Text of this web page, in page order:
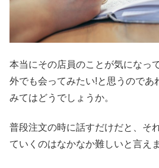
本当にその店員のことが気になっ
外でも会ってみたい!と思うのであ
みてはどうでしょうか。
普段注文の時に話すだけだと、そ
ていくのはなかなか難しいと言えま